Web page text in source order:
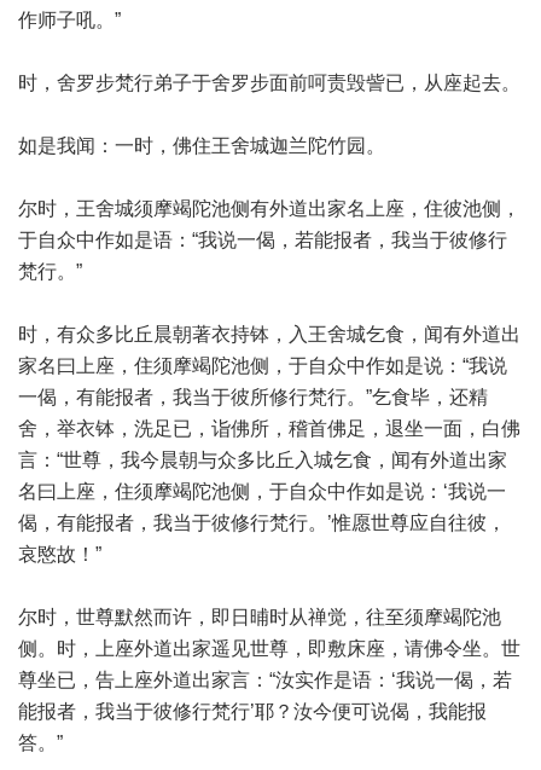
作师子吼。”
时，舍罗步梵行弟子于舍罗步面前呵责毁訾已，从座起去。
如是我闻：一时，佛住王舍城迦兰陀竹园。
尔时，王舍城须摩竭陀池侧有外道出家名上座，住彼池侧，
于自众中作如是语：“我说一偈，若能报者，我当于彼修行
梵行。”
时，有众多比丘晨朝著衣持钵，入王舍城乞食，闻有外道出
家名曰上座，住须摩竭陀池侧，于自众中作如是说：“我说
一偈，有能报者，我当于彼所修行梵行。”乞食毕，还精
舍，举衣钵，洗足已，诣佛所，稽首佛足，退坐一面，白佛
言：“世尊，我今晨朝与众多比丘入城乞食，闻有外道出家
名曰上座，住须摩竭陀池侧，于自众中作如是说：‘我说一
偈，有能报者，我当于彼修行梵行。’惟愿世尊应自往彼，
哀愍故！”
尔时，世尊默然而许，即日晡时从禅觉，往至须摩竭陀池
侧。时，上座外道出家遥见世尊，即敷床座，请佛令坐。世
尊坐已，告上座外道出家言：“汝实作是语：‘我说一偈，若
能报者，我当于彼修行梵行’耶？汝今便可说偈，我能报
答。”